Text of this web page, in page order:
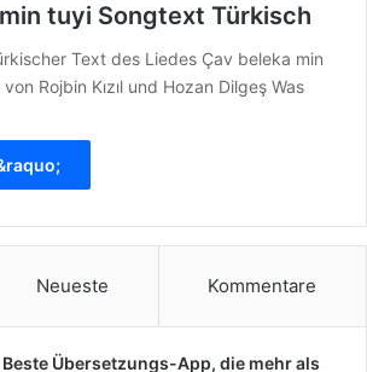
tuyi Songtext Türkisch
Text des Liedes Çav beleka min
Rojbin Kızıl und Hozan Dilgeş Was
Neueste Kommentare
Beste Übersetzungs-App, die mehr als